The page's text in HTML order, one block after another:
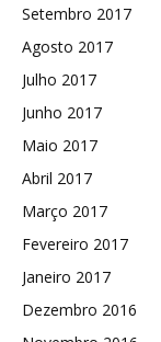
Setembro 2017
Agosto 2017
Julho 2017
Junho 2017
Maio 2017
Abril 2017
Março 2017
Fevereiro 2017
Janeiro 2017
Dezembro 2016